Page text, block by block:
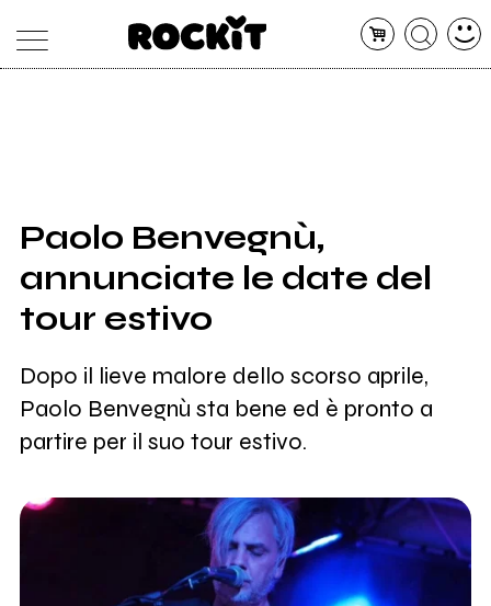
SHOP
RADIO
Paolo Benvegnù,
annunciate le date del
tour estivo
Dopo il lieve malore dello scorso aprile,
Paolo Benvegnù sta bene ed è pronto a
partire per il suo tour estivo.